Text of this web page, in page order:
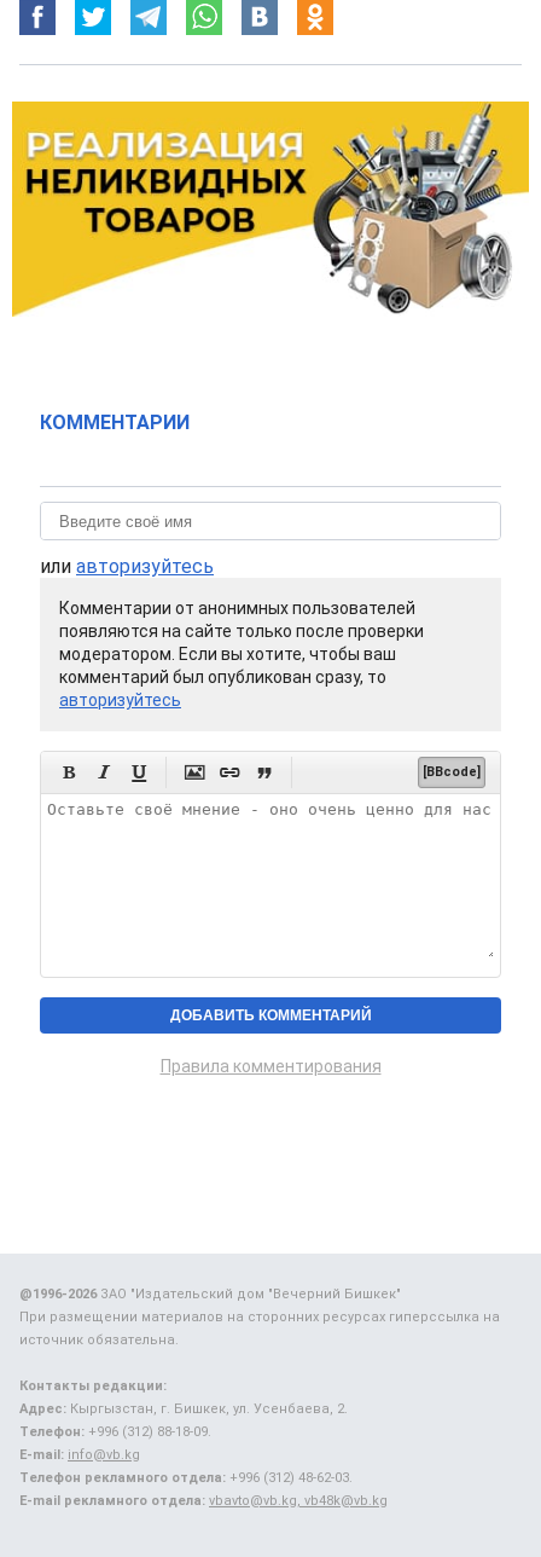
КОММЕНТАРИИ
или авторизуйтесь
Комментарии от анонимных пользователей
появляются на сайте только после проверки
модератором. Если вы хотите, чтобы ваш
комментарий был опубликован сразу, то
авторизуйтесь
      [BBcode]
Правила комментирования
@1996-2026ЗАО "Издательский дом "Вечерний Бишкек"
При размещении материалов на сторонних ресурсах гиперссылка на
источник обязательна.
Контакты редакции:
Адрес: Кыргызстан, г. Бишкек, ул. Усенбаева, 2.
Телефон: +996 (312) 88-18-09.
E-mail: info@vb.kg
Телефон рекламного отдела: +996 (312) 48-62-03.
E-mail рекламного отдела: vbavto@vb.kg, vb48k@vb.kg